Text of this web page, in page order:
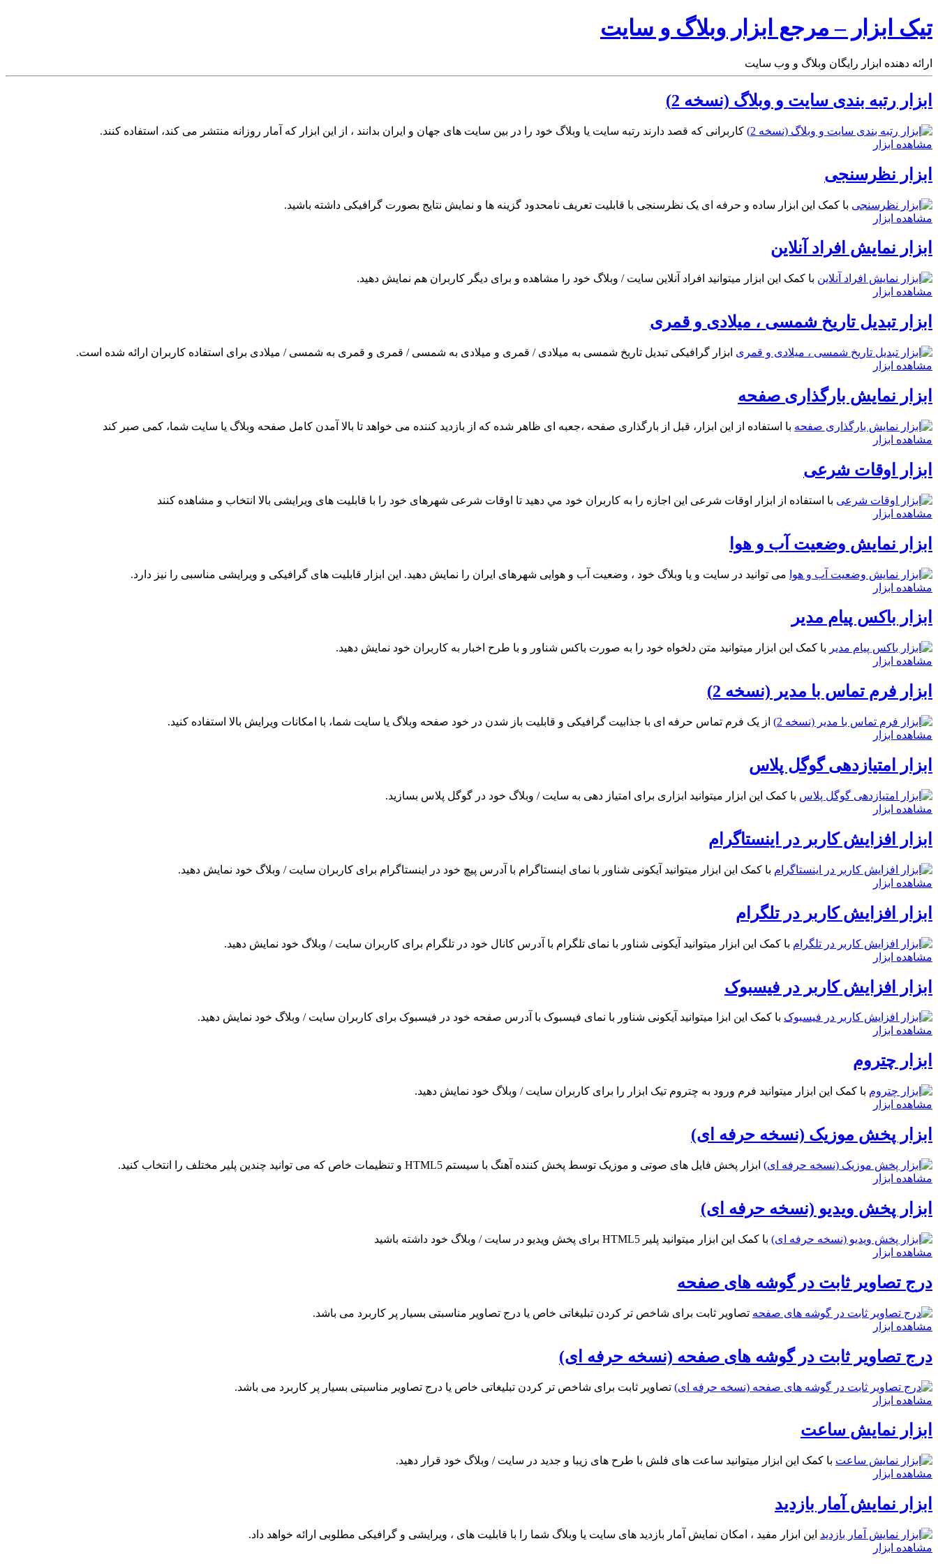
تیک ابزار – مرجع ابزار وبلاگ و سایت
ارائه دهنده ابزار رایگان وبلاگ و وب سایت
ابزار رتبه بندی سایت و وبلاگ (نسخه 2)
کاربرانی که قصد دارند رتبه سایت یا وبلاگ خود را در بین سایت های جهان و ایران بدانند ، از این ابزار که آمار روزانه منتشر می کند، استفاده کنند.
مشاهده ابزار
ابزار نظرسنجی
با کمک این ابزار ساده و حرفه ای یک نظرسنجی با قابلیت تعریف نامحدود گزینه ها و نمایش نتایج بصورت گرافیکی داشته باشید.
مشاهده ابزار
ابزار نمایش افراد آنلاین
با کمک این ابزار میتوانید افراد آنلاین سایت / وبلاگ خود را مشاهده و برای دیگر کاربران هم نمایش دهید.
مشاهده ابزار
ابزار تبدیل تاریخ شمسی ، میلادی و قمری
ابزار گرافیکی تبدیل تاریخ شمسی به میلادی / قمری و میلادی به شمسی / قمری و قمری به شمسی / میلادی برای استفاده کاربران ارائه شده است.
مشاهده ابزار
ابزار نمایش بارگذاری صفحه
با استفاده از اين ابزار، قبل از بارگذاری صفحه ،جعبه ای ظاهر شده که از بازدید کننده می خواهد تا بالا آمدن کامل صفحه وبلاگ یا سایت شما، کمی صبر کند
مشاهده ابزار
ابزار اوقات شرعی
با استفاده از ابزار اوقات شرعی اين اجازه را به کاربران خود مي دهيد تا اوقات شرعی شهرهای خود را با قابلیت های ویرایشی بالا انتخاب و مشاهده کنند
مشاهده ابزار
ابزار نمایش وضعیت آب و هوا
می توانید در سایت و یا وبلاگ خود ، وضعیت آب و هوایی شهرهای ایران را نمایش دهید. این ابزار قابلیت های گرافیکی و ویرایشی مناسبی را نیز دارد.
مشاهده ابزار
ابزار باکس پیام مدیر
با کمک این ابزار میتوانید متن دلخواه خود را به صورت باکس شناور و با طرح اخبار به کاربران خود نمایش دهید.
مشاهده ابزار
ابزار فرم تماس با مدیر (نسخه 2)
از یک فرم تماس حرفه ای با جذابیت گرافیکی و قابلیت باز شدن در خود صفحه وبلاگ یا سایت شما، با امکانات ویرایش بالا استفاده کنید.
مشاهده ابزار
ابزار امتیازدهی گوگل پلاس
با کمک این ابزار میتوانید ابزاری برای امتیاز دهی به سایت / وبلاگ خود در گوگل پلاس بسازید.
مشاهده ابزار
ابزار افزایش کاربر در اینستاگرام
با کمک این ابزار میتوانید آیکونی شناور با نمای اینستاگرام با آدرس پیچ خود در اینستاگرام برای کاربران سایت / وبلاگ خود نمایش دهید.
مشاهده ابزار
ابزار افزایش کاربر در تلگرام
با کمک این ابزار میتوانید آیکونی شناور با نمای تلگرام با آدرس کانال خود در تلگرام برای کاربران سایت / وبلاگ خود نمایش دهید.
مشاهده ابزار
ابزار افزایش کاربر در فیسبوک
با کمک این ابزا میتوانید آیکونی شناور با نمای فیسبوک با آدرس صفحه خود در فیسبوک برای کاربران سایت / وبلاگ خود نمایش دهید.
مشاهده ابزار
ابزار چتروم
با کمک این ابزار میتوانید فرم ورود به چتروم تیک ابزار را برای کاربران سایت / وبلاگ خود نمایش دهید.
مشاهده ابزار
ابزار پخش موزیک (نسخه حرفه ای)
ابزار پخش فایل های صوتی و موزیک توسط پخش کننده آهنگ با سیستم HTML5 و تنظیمات خاص که می توانید چندین پلیر مختلف را انتخاب کنید.
مشاهده ابزار
ابزار پخش ویدیو (نسخه حرفه ای)
با کمک این ابزار میتوانید پلیر HTML5 برای پخش ویدیو در سایت / وبلاگ خود داشته باشید
مشاهده ابزار
درج تصاویر ثابت در گوشه های صفحه
تصاویر ثابت برای شاخص تر کردن تبلیغاتی خاص یا درج تصاویر مناسبتی بسیار پر کاربرد می باشد.
مشاهده ابزار
درج تصاویر ثابت در گوشه های صفحه (نسخه حرفه ای)
تصاویر ثابت برای شاخص تر کردن تبلیغاتی خاص یا درج تصاویر مناسبتی بسیار پر کاربرد می باشد.
مشاهده ابزار
ابزار نمایش ساعت
با کمک این ابزار میتوانید ساعت های فلش با طرح های زیبا و جدید در سایت / وبلاگ خود قرار دهید.
مشاهده ابزار
ابزار نمایش آمار بازدید
این ابزار مفید ، امکان نمایش آمار بازدید های سایت یا وبلاگ شما را با قابلیت های ، ویرایشی و گرافیکی مطلوبی ارائه خواهد داد.
مشاهده ابزار